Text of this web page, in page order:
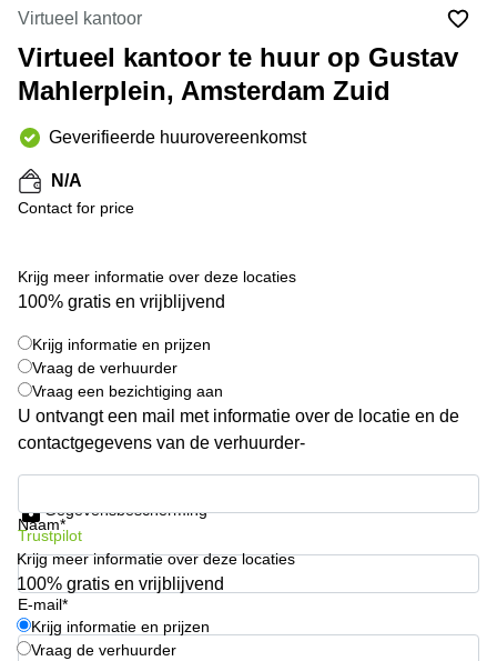
Hengelo
Hilversum
Hoofddorp
Deventer
Rotterdam
Tiel
Zwolle
Westpoort
Bodegraven-
Reeuwijk
Business
center
Arnhem
Business
Amsterdam
Westpoort
Hilversum
center
Den
Haag
Coworking
space
Breda
Arnhem
Kantoorruimte
in Arnhem
Coworking
space
Hilversum
Virtueel kantoor
Virtueel kantoor te huur op Gustav
Mahlerplein, Amsterdam Zuid
Geverifieerde huurovereenkomst
N/A
Contact for price
Krijg meer informatie over deze locaties
100% gratis en vrijblijvend
Krijg informatie en prijzen
Vraag de verhuurder
Vraag een bezichtiging aan
U ontvangt een mail met informatie over de locatie en de
contactgegevens van de verhuurder-
Naam*
E-mail*
Gegevensbescherming
Trustpilot
Krijg meer informatie over deze locaties
100% gratis en vrijblijvend
Krijg informatie en prijzen
Vraag de verhuurder